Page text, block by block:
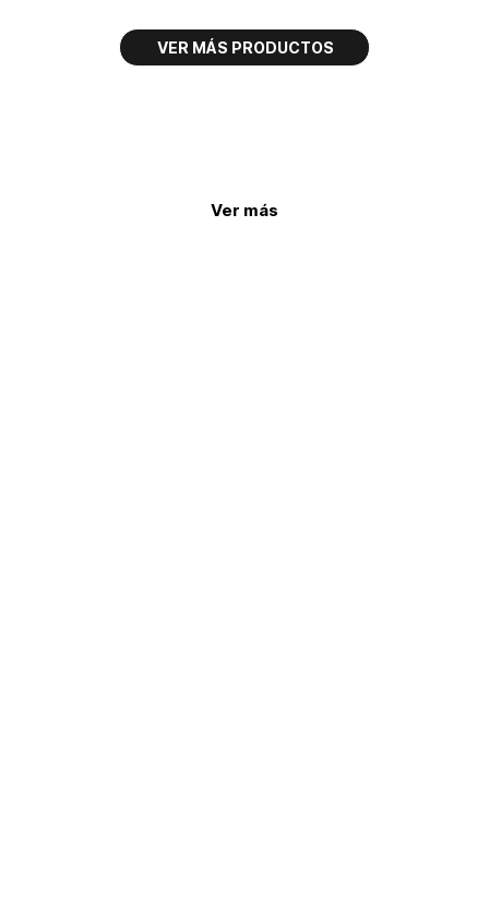
Ver más